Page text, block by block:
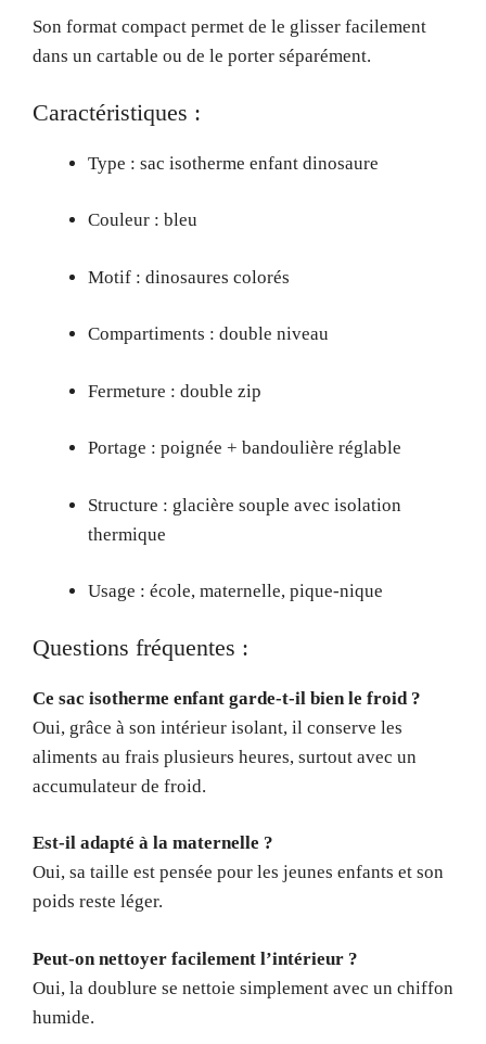
Son format compact permet de le glisser facilement
dans un cartable ou de le porter séparément.
Caractéristiques :
Type : sac isotherme enfant dinosaure
Couleur : bleu
Motif : dinosaures colorés
Compartiments : double niveau
Fermeture : double zip
Portage : poignée + bandoulière réglable
Structure : glacière souple avec isolation
thermique
Usage : école, maternelle, pique-nique
Questions fréquentes :
Ce sac isotherme enfant garde-t-il bien le froid ?
Oui, grâce à son intérieur isolant, il conserve les
aliments au frais plusieurs heures, surtout avec un
accumulateur de froid.
Est-il adapté à la maternelle ?
Oui, sa taille est pensée pour les jeunes enfants et son
poids reste léger.
Peut-on nettoyer facilement l’intérieur ?
Oui, la doublure se nettoie simplement avec un chiffon
humide.